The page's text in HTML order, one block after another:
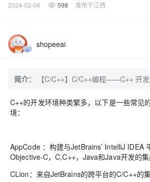
2024-02-06 598 发布于江西
shopeeai
简介： 【C/C++】C/C++编程——C++ 开
C++的开发环境种类繁多，以下是一些常见
境：
AppCode ：构建与JetBrains’ IntelliJ IDEA
Objective-C，C,C++，Java和Java开发的
CLion：来自JetBrains的跨平台的C/C++的